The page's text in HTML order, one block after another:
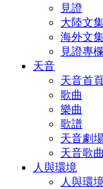
見證
大陸文
海外文
見證專欄
天音
天音首
歌曲
樂曲
歌譜
天音劇
天音歌
人與環境
人與環境